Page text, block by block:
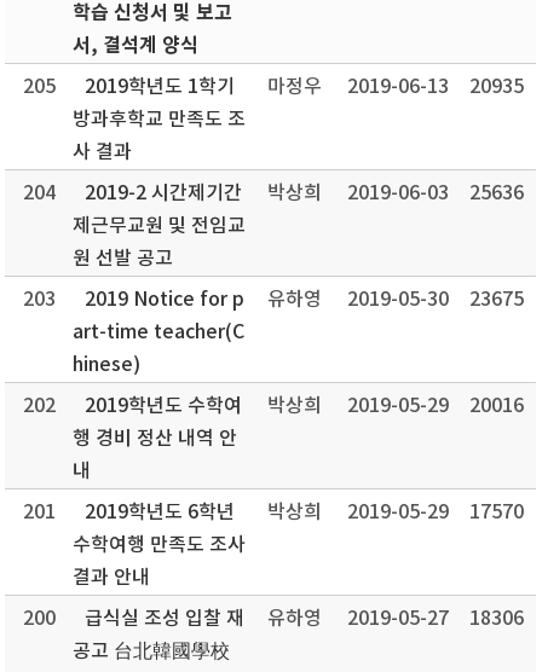
학습 신청서 및 보고
서, 결석계 양식
205
2019학년도 1학기
방과후학교 만족도 조
사 결과
마정우 2019-06-13 20935
204
2019-2 시간제기간
제근무교원 및 전임교
원 선발 공고
박상희 2019-06-03 25636
203
2019 Notice for p
art-time teacher(C
hinese)
유하영 2019-05-30 23675
202
2019학년도 수학여
행 경비 정산 내역 안
내
박상희 2019-05-29 20016
201
2019학년도 6학년
수학여행 만족도 조사
결과 안내
박상희 2019-05-29 17570
200
급식실 조성 입찰 재
공고 台北韓國學校
유하영 2019-05-27 18306